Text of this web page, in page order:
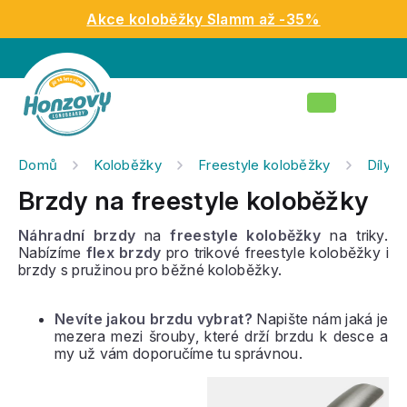
obsah
Akce koloběžky Slamm až -35%
Nákupní
Domů Koloběžky Freestyle koloběžky Díly
Brzdy na freestyle koloběžky
Náhradní brzdy nafreestyle koloběžky na triky.
Nabízíme flex brzdy pro trikové freestyle koloběžky i
brzdy s pružinou pro běžné koloběžky.
Nevíte jakou brzdu vybrat? Napište nám jaká je
mezera mezi šrouby, které drží brzdu k desce a
my už vám doporučíme tu správnou.